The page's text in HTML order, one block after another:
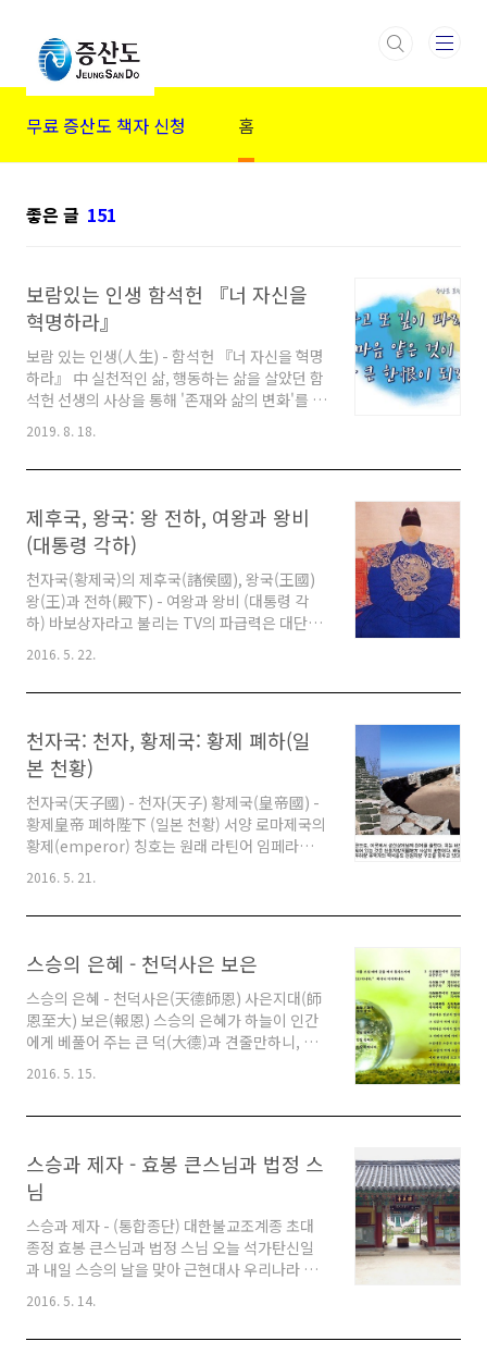
무료 증산도 책자 신청 홈
좋은 글 151
보람있는 인생 함석헌 『너 자신을
혁명하라』
보람 있는 인생(人生) - 함석헌 『너 자신을 혁명
하라』 中 실천적인 삶, 행동하는 삶을 살았던 함
석헌 선생의 사상을 통해 '존재와 삶의 변화'를 전
한 책입니다. 『너 자신을 혁명하라』의 엮은이
김진이 함석헌 선생의 글을 책을 내면서 선생의
글이 책을 읽는 사람 모두에게 인생의 생명수가
어 지치고 피폐해진 영혼을 적셔줄 수 있기를 희
망한다고 했습니다. 정치인, 종교인, 학자 등 모든
민중이 각자의 위치에서 자신의 삶을 끊임없이
개혁하고 실천적인 사회변혁과 혁명을 통해 자신
이 진정한 주인이 되는 보람 있는 인생을 위한 자
기성찰의 글을 모은 책입니다. 함석헌 선생이 말
아니라 기독교의 기도, 불교의 참선, 도교의 수련
2019. 8. 18.
제후국, 왕국: 왕 전하, 여왕과 왕비
(대통령 각하)
천자국(황제국)의 제후국(諸侯國), 왕국(王國)
왕(王)과 전하(殿下) - 여왕과 왕비 (대통령 각
하) 바보상자라고 불리는 TV의 파급력은 대단하
다. 지금은 공중파뿐만 아니라 케이블까지 수백
개의 채널에서 엄청난 콘텐츠가 홍수처럼 쏟아져
나오고 있다. 특히 역사적 사실과 허구를 섞어서
전의 히트를 쳤던 대장금과 같은 퓨전 사극과 정
통사극은 우리나라뿐만 아니라 여러 나라에서 사
랑을 받았다. 사극 드라마에서 조선 시대 사극 드
라마를 제외한 거의 모든 드라마에서 '왕'의 칭호
를 '폐하'라고 하는 경우가 대다수다. 고려 충렬왕
이후 고종황제가 대한제국을 선포하기 전까지는
'왕'에 대한 칭호를 할 때 '전하'라고 하는 것이 맞
다. 그런데도 고구려, 백제, 신라 시대..
2016. 5. 22.
천자국: 천자, 황제국: 황제 폐하(일
본 천황)
천자국(天子國) - 천자(天子) 황제국(皇帝國) -
황제皇帝 폐하陛下 (일본 천황) 서양 로마제국의
황제(emperor) 칭호는 원래 라틴어 임페라토르
(imperator)에서 유래됐으며 이는 군 총사령관
을 의미하였으나, 후대에 통치권자의 의미를 부
여하고 황제로 번역한 것이다. 우리에게 제국(帝
후 급속하게 대외팽창을 시작한 제국주의(帝國
主義, imperialism) 역사 때문이다. 영토 확장
을 위해 다른 나라와 민족을 침략, 점령하면서부
터 제국주의는 침략주의의 대명사가 되었다. 대
표적인 것이 일본 제국주의의 상징 일본 천황 호
칭이다. 일본 왕 명치(메이지)가 명치(메이지)유
신을 계기로 군사 봉건 제국주의로 탈바꿈하면서
2016. 5. 21.
스승의 은혜 - 천덕사은 보은
스승의 은혜 - 천덕사은(天德師恩) 사은지대(師
恩至大) 보은(報恩) 스승의 은혜가 하늘이 인간
에게 베풀어 주는 큰 덕(大德)과 견줄만하니, 스
승의 은혜는 지극히 크다. 천지(天地)는 인간과
만물을 낳고 조화로써 다스리고 말없이 가르칩니
體) 문화입니다. 임금과 부모와 스승은 한 몸같이
소중한 존재입니다. 임금과 부모와 스승은 하나
로 인간을 낳고(새로 태어나게 하고), 인간을 인
간답게 가르치고, 인간을 온전한 인간으로 살아
가게 하여 주는 것이 군사부일체 문화의 정의입
니다. 이것은 단순히 옛말도 아니고 유교에 국한
된 말도 아니지만, 군사부일체 문화는 우리의 현
실 속에서 사라졌습니다. 스승의 은혜는 하늘(임
2016. 5. 15.
스승과 제자 - 효봉 큰스님과 법정 스
님
스승과 제자 - (통합종단) 대한불교조계종 초대
종정 효봉 큰스님과 법정 스님 오늘 석가탄신일
과 내일 스승의 날을 맞아 근현대사 우리나라 불
교사에 큰 발자취를 남긴 스승과 제자인 효봉 큰
스님과 법정 스님의 이야기를 해보고자 한다. 한
반도에 불교가 유입된 시기는 4세기경이라 하니
2016. 5. 14.